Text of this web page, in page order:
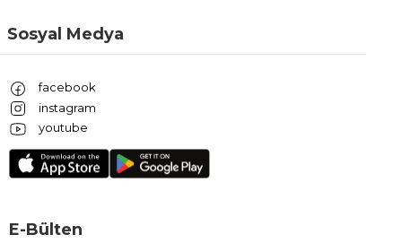
Sosyal Medya
facebook
instagram
youtube
E-Bülten